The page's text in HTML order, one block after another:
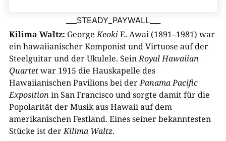
___STEADY_PAYWALL___
Kilima Waltz: GeorgeKeokiE. Awai (1891–1981) war
ein hawaiianischer Komponist und Virtuose auf der
Steelguitar und der Ukulele. SeinRoyal Hawaiian
Quartetwar 1915 die Hauskapelle des
Hawaiianischen Pavilions bei derPanama Pacific
Exposition in San Francisco und sorgte damit für die
Popolarität der Musik aus Hawaii auf dem
amerikanischen Festland. Eines seiner bekanntesten
Stücke ist derKilima Waltz.